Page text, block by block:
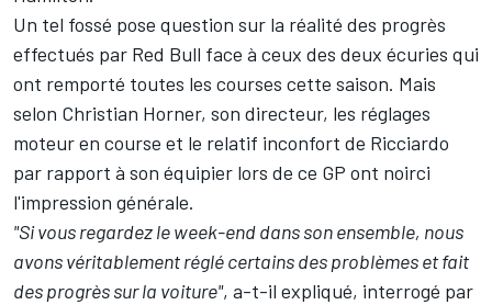
Un tel fossé pose question sur la réalité des progrès
effectués par Red Bull face à ceux des deux écuries qui
ont remporté toutes les courses cette saison. Mais
selon Christian Horner, son directeur, les réglages
moteur en course et le relatif inconfort de Ricciardo
par rapport à son équipier lors de ce GP ont noirci
l'impression générale.
"Si vous regardez le week-end dans son ensemble, nous
avons véritablement réglé certains des problèmes et fait
des progrès sur la voiture", a-t-il expliqué, interrogé par